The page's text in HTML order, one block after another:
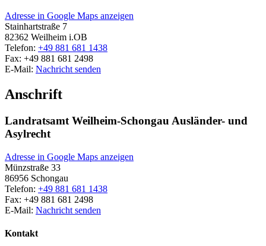
Adresse in Google Maps anzeigen
Stainhartstraße 7
82362 Weilheim i.OB
Telefon: +49 881 681 1438
Fax: +49 881 681 2498
E-Mail: Nachricht senden
Anschrift
Landratsamt Weilheim-Schongau Ausländer- und
Asylrecht
Adresse in Google Maps anzeigen
Münzstraße 33
86956 Schongau
Telefon: +49 881 681 1438
Fax: +49 881 681 2498
E-Mail: Nachricht senden
Kontakt